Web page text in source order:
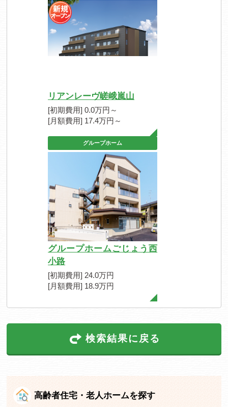
リアンレーヴ嵯峨嵐山
[初期費用] 0.0万円～
[月額費用] 17.4万円～
グループホーム
グループホームごじょう西
小路
[初期費用] 24.0万円
[月額費用] 18.9万円
検索結果に戻る
高齢者住宅・老人ホームを探す